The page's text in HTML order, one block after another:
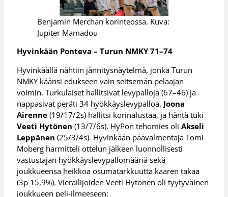
Benjamin Merchan korinteossa. Kuva:
Jupiter Mamadou
Hyvinkään Ponteva – Turun NMKY 71–74
Hyvinkäällä nähtiin jännitysnäytelmä, jonka Turun
NMKY käänsi edukseen vain seitsemän pelaajan
voimin. Turkulaiset hallitsivat levypalloja (67–46) ja
nappasivat peräti 34 hyökkäyslevypalloa. Joona
Airenne (19/17/2s) hallitsi korinalustaa, ja häntä tuki
Veeti Hytönen (13/7/6s). HyPon tehomies oliAkseli
Leppänen (25/3/4s). Hyvinkään päävalmentaja Tomi
Moberg harmitteli ottelun jälkeen luonnollisesti
vastustajan hyökkäyslevypallomääriä sekä
joukkueensa heikkoa osumatarkkuutta kaaren takaa
(3p 15,9%). Vierailijoiden Veeti Hytönen oli tyytyväinen
joukkueen peli-ilmeeseen: